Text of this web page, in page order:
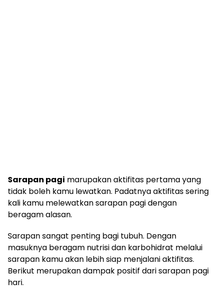
Sarapan pagi marupakan aktifitas pertama yang
tidak boleh kamu lewatkan. Padatnya aktifitas sering
kali kamu melewatkan sarapan pagi dengan
beragam alasan.
Sarapan sangat penting bagi tubuh. Dengan
masuknya beragam nutrisi dan karbohidrat melalui
sarapan kamu akan lebih siap menjalani aktifitas.
Berikut merupakan dampak positif dari sarapan pagi
hari.